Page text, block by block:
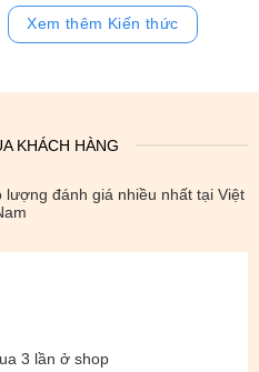
hàng, website
công bố
kiện và giới hạn áp dụng đối
Xem thêm Kiến thức
KHÁCH HÀNG
đánh giá nhiều nhất tại Việt
3 lần ở shop